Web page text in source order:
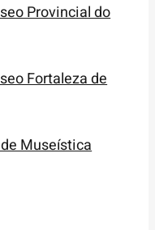
Provincial do
Fortaleza de
Museística